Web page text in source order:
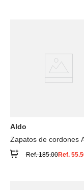
Aldo
Zapatos de cordones
geoff
Ref.185.00Ref.